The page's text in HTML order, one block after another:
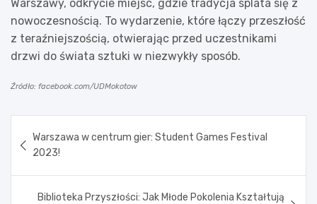
Warszawy, odkrycie miejsc, gdzie tradycja splata się z
nowoczesnością. To wydarzenie, które łączy przeszłość
z teraźniejszością, otwierając przed uczestnikami
drzwi do świata sztuki w niezwykły sposób.
Źródło: facebook.com/UDMokotow
wpisu
Warszawa w centrum gier: Student Games Festival
2023!
Biblioteka Przyszłości: Jak Młode Pokolenia Kształtują